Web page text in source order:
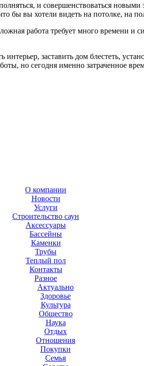
и совершенствоваться новыми
бы вы хотели видеть на потолке, на
работа требует много времени и
заставить дом блестеть,
но сегодня именно затраченное
О компании
Новости
Услуги
Строительство саун
Аксесcуары
Бассейны
Каменки
Трубы
Теплый пол
Контакты
Разное
Актуально
Здоровье
Культура
Общество
Наука
Отдых
Отношения
Покупки
Семья